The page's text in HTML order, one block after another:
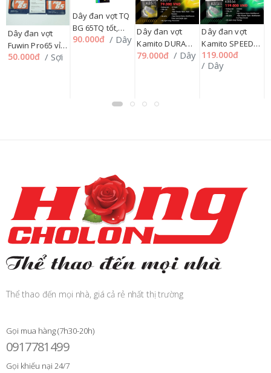
Dây đan vợt
Fuwin Pro65 vỉ
146L
50.000đ / Sợi
Dây đan vợt TQ
BG 65TQ tốt,
07TQ'''
90.000đ / Dây
Dây đan vợt
Kamito DURA
KBS75 0.75mm,
79.000đ / Dây
Dây đan vợt
Kamito SPEED
KBS66 0.66mm,
192MZN06PK
119.000đ
/ Dây
Thể thao đến mọi nhà, giá cả rẻ nhất thị trường
Gọi mua hàng (7h30-20h)
0917781499
Gọi khiếu nại 24/7